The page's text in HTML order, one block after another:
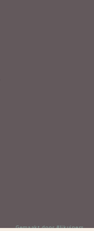
Gemaakt door #ljkuipers